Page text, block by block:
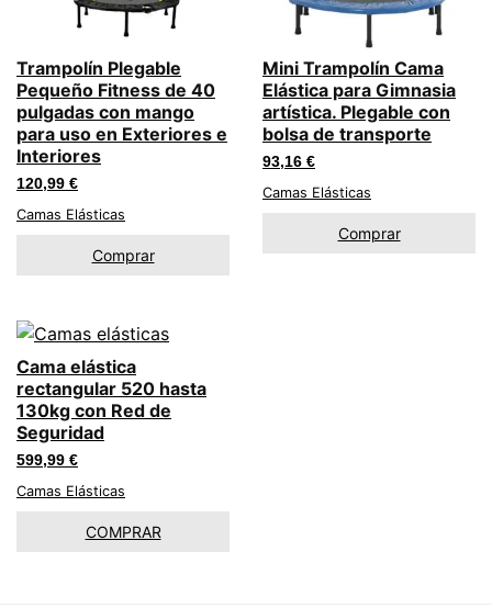
Trampolín Plegable
Pequeño Fitness de 40
pulgadas con mango
para uso en Exteriores e
Interiores
120,99 €
Camas Elásticas
Comprar
Mini Trampolín Cama
Elástica para Gimnasia
artística. Plegable con
bolsa de transporte
93,16 €
Camas Elásticas
Comprar
Cama elástica
rectangular 520 hasta
130kg con Red de
Seguridad
599,99 €
Camas Elásticas
COMPRAR